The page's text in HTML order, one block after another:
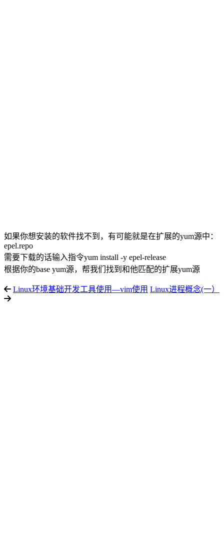
如果你想安装的软件找不到，有可能就是在扩展的yum源中：
epel.repo
需要下载的话输入指令yum install -y epel-release
根据你的base yum源，帮我们找到和他匹配的扩展yum源
Linux环境基础开发工具使用—vim使用 Linux进程概念(一）